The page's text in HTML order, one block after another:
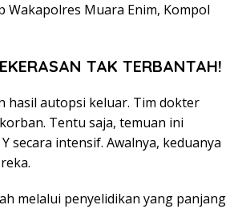
Wakapolres Muara Enim, Kompol
TAK TERBANTAH!
hasil autopsi keluar. Tim dokter
Tentu saja, temuan ini
secara intensif. Awalnya, keduanya
melalui penyelidikan yang panjang